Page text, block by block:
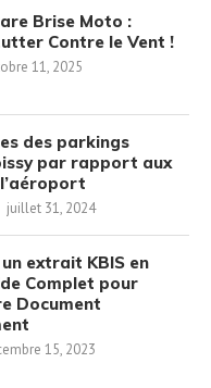
Brise Moto :
Contre le Vent !
11, 2025
des parkings
par rapport aux
juillet 31, 2024
extrait KBIS en
Complet pour
Document
15, 2023